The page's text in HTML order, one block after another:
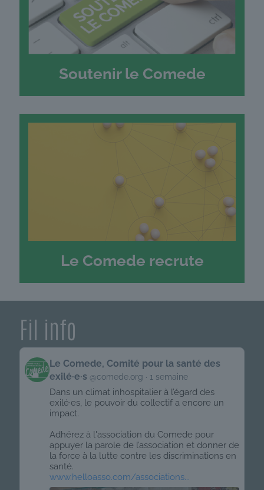
Soutenir le Comede
Le Comede recrute
Fil info
Get
to
this
Le Comede, Comité pour la santé des
exilé·e·s @comede.org 1 semaine
Dans un climat inhospitalier à l’égard des
exilé·es, le pouvoir du collectif a encore un
impact.
Adhérez à l'association du Comede pour
appuyer la parole de l’association et donner de
la force à la lutte contre les discriminations en
santé.
www.helloasso.com/associations...